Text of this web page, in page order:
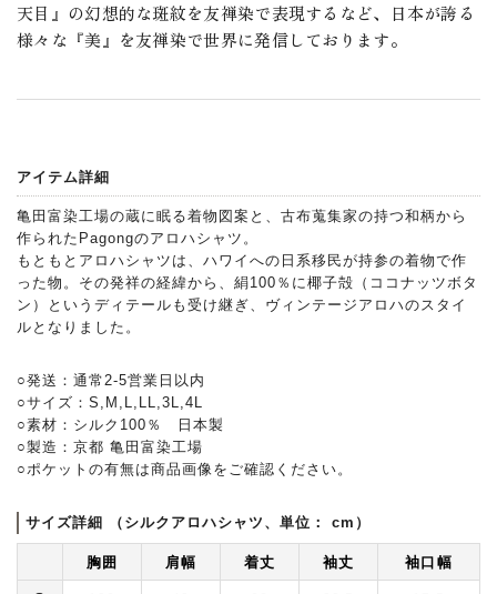
天目』の幻想的な斑紋を友禅染で表現するなど、日本が誇る
様々な『美』を友禅染で世界に発信しております。
アイテム詳細
亀田富染工場の蔵に眠る着物図案と、古布蒐集家の持つ和柄から
作られたPagongのアロハシャツ。
もともとアロハシャツは、ハワイへの日系移民が持参の着物で作
った物。その発祥の経緯から、絹100％に椰子殻（ココナッツボタ
ン）というディテールも受け継ぎ、ヴィンテージアロハのスタイ
ルとなりました。
○発送：通常2-5営業日以内
○サイズ：S,M,L,LL,3L,4L
○素材：シルク100％ 日本製
○製造：京都 亀田富染工場
○ポケットの有無は商品画像をご確認ください。
サイズ詳細 （シルクアロハシャツ、単位： cm）
胸囲 肩幅 着丈 袖丈 袖口幅